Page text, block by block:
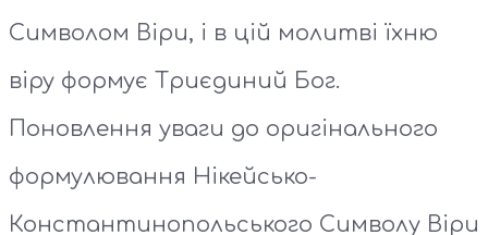
Символом Віри, і в цій молитві їхню
віру формує Триєдиний Бог.
Поновлення уваги до оригінального
формулювання Нікейсько-
Константинопольського Символу Віри